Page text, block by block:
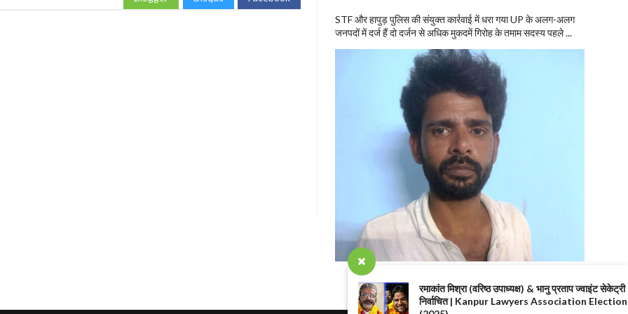
रमाकांत मिश्रा (वरिष्ठ उपाध्यक्ष) & भानु प्रताप ज्वाइंट सेकेट्री
निर्वाचित | Kanpur Lawyers Association Election
STF और हापुड़ पुलिस की संयुक्त कार्रवाई में धरा गया UP के अलग-अलग
जनपदों में दर्ज हैं दो दर्जन से अधिक मुकदमें गिरोह के तमाम सदस्य पहले ...